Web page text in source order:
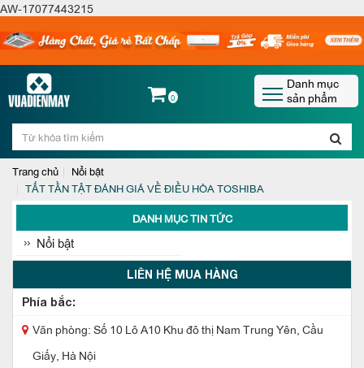
AW-17077443215
0
Danh mục
sản phẩm
Trang chủ
Nổi bật
TẤT TẦN TẬT ĐÁNH GIÁ VỀ ĐIỀU HÒA TOSHIBA
DANH MỤC TIN TỨC
Nổi bật
LIÊN HỆ MUA HÀNG
Phía bắc:
Văn phòng: Số 10 Lô A10 Khu đô thị Nam Trung Yên, Cầu
Giấy, Hà Nội